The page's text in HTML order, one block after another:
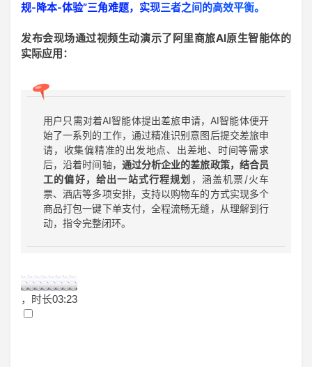
规-降本-体验”三角难题，实现三者之间的高效平衡。
发布会现场通过视频生动演示了阿里商旅AI原生智能体的
实际应用：
用户只需对着AI智能体提出差旅申请，AI智能体便开
始了一系列的工作，通过精准识别意图后提交差旅申
请，收集偏精准的出发地点、出差地、时间等需求
后，沿着时间轴， 通过分析企业的差旅政策，结合员
工的偏好，给出一站式行程规划 ，涵盖机票/火车
票、酒店等多项安排，支持以购物车的方式实现多个
商品打包一键下单支付，全程流畅无缝，从理解到行
动，指令完整闭环。
，时长03:23